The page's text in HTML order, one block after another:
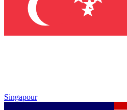
Singapour